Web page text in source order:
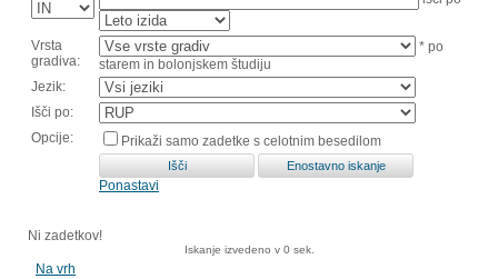
Vrsta
gradiva:
* po
starem in bolonjskem študiju
Jezik:
Išči po:
Opcije:
Prikaži samo zadetke s celotnim besedilom
Ponastavi
Ni zadetkov!
Iskanje izvedeno v 0 sek.
Na vrh